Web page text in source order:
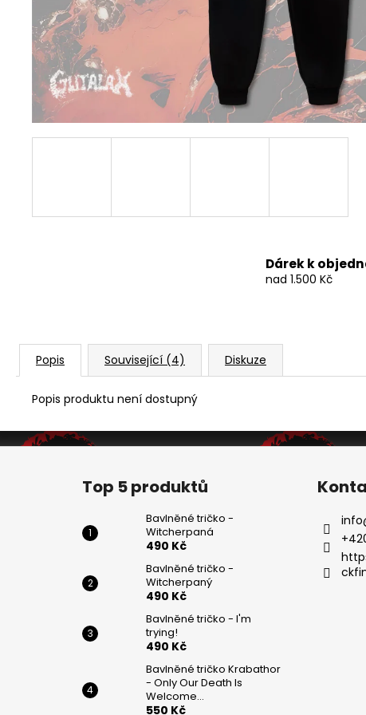
Dárek k
nad 1.500 Kč
Popis Související (4) Diskuze
Popis produktu není dostupný
490 Kč
Z
Top 5 produktů
Bavlněné tričko -
Witcherpaná
490 Kč
Bavlněné tričko -
Witcherpaný
490 Kč
Bavlněné tričko - I'm
trying!
490 Kč
Bavlněné tričko Krabathor
- Only Our Death Is
Welcome...
550 Kč
info